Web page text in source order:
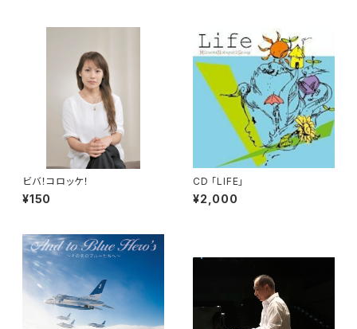
ビバ！コロッケ！
¥150
CD 「LIFE」
¥2,000